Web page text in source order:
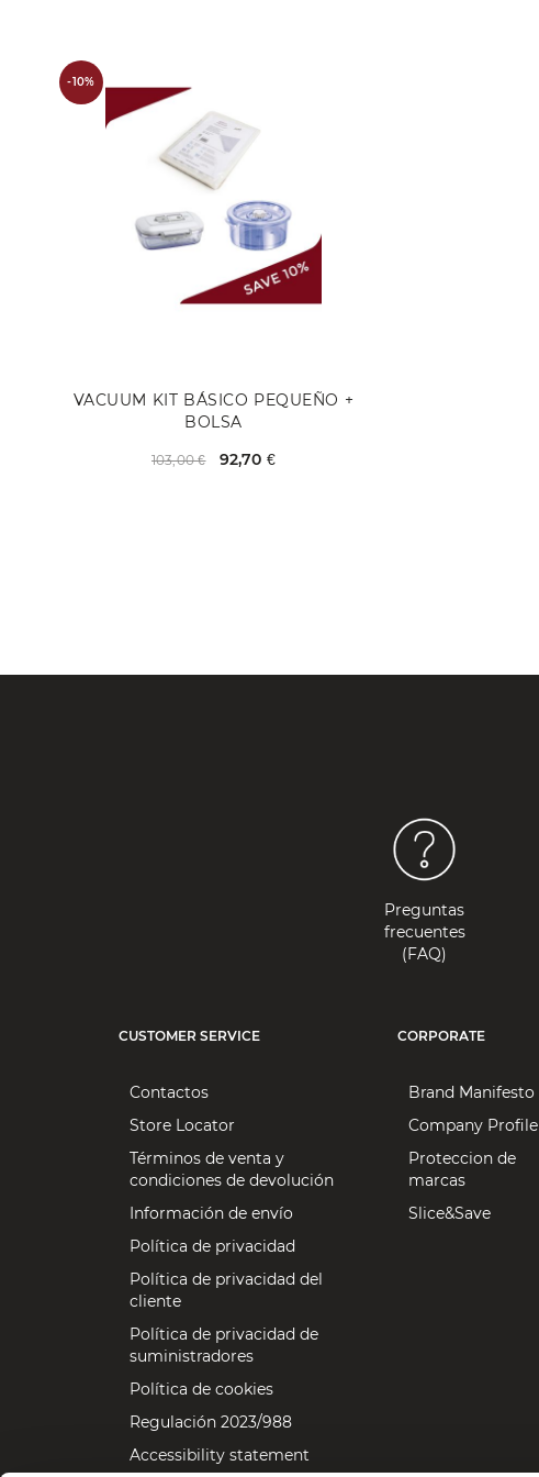
-10%
VACUUM KIT BÁSICO PEQUEÑO +
BOLSA
103,00 € 92,70 €
Preguntas
frecuentes
(FAQ)
CUSTOMER SERVICE
Contactos
Store Locator
Términos de venta y
condiciones de devolución
Información de envío
Política de privacidad
Política de privacidad del
cliente
Política de privacidad de
suministradores
Política de cookies
Regulación 2023/988
Accessibility statement
CORPORATE
Brand Manifesto
Company Profile
Proteccion de
marcas
Slice&Save